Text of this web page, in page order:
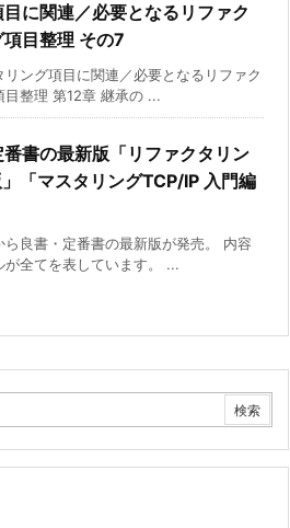
目に関連／必要となるリファク
目整理 その7
リング項目に関連／必要となるリファク
目整理 第12章 継承の ...
番書の最新版「リファクタリン
「マスタリングTCP/IP 入門編
ら良書・定番書の最新版が発売。 内容
が全てを表しています。 ...